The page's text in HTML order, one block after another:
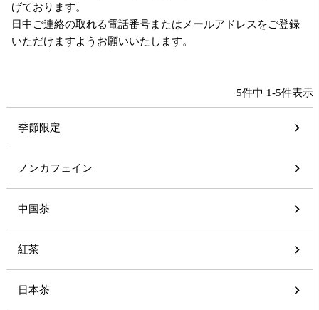
げております。
日中ご連絡の取れる電話番号またはメールアドレスをご登録
いただけますようお願いいたします。
5件中 1-5件表示
季節限定
ノンカフェイン
中国茶
紅茶
日本茶